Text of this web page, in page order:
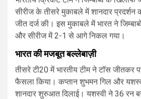
सीरीज के तीसरे मुकाबले में शानदार प्रदर्शन
जीत दर्ज की। इस मुकाबले में भारत ने
और सीरीज में 2-1 से आगे निकल गया।
भारत की मजबूत बल्लेबाज़ी
तीसरे टी20 में भारतीय टीम ने टॉस जीतकर
फैसला किया। कप्तान शुभमन गिल और
शानदार शुरुआत दिलाई। यशस्वी ने 36 रन